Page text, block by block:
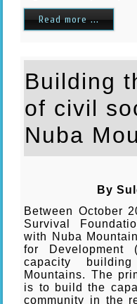
Read more ...
Building
of civil
Nuba
By
Between October
Survival
with Nuba
for Development
capacity
Mountains. The
is to build the
community in the